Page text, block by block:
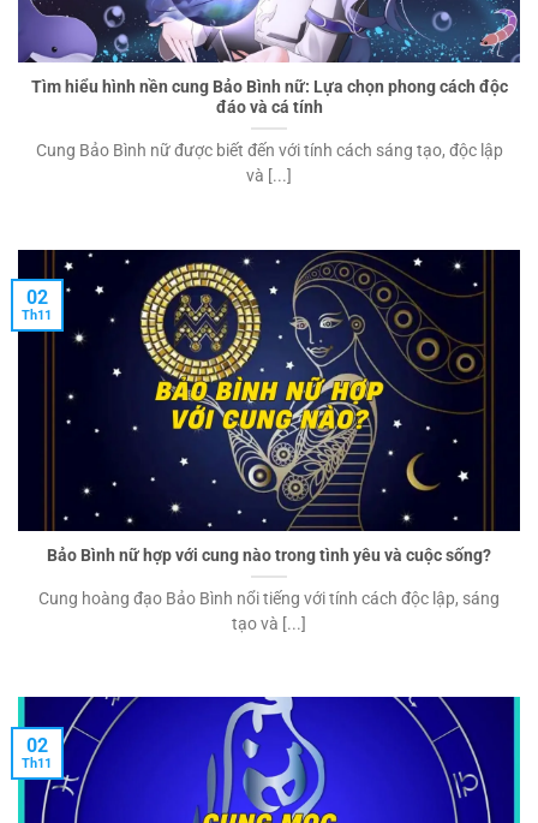
Tìm hiểu hình nền cung Bảo Bình nữ: Lựa chọn phong cách độc
đáo và cá tính
Cung Bảo Bình nữ được biết đến với tính cách sáng tạo, độc lập
và [...]
Bảo Bình nữ hợp với cung nào trong tình yêu và cuộc sống?
Cung hoàng đạo Bảo Bình nổi tiếng với tính cách độc lập, sáng
tạo và [...]
02
Th11
02
Th11